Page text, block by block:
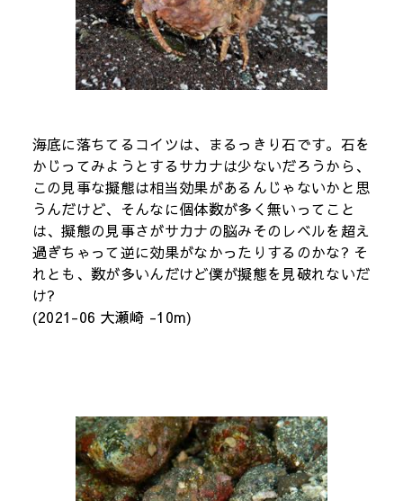
海底に落ちてるコイツは、まるっきり石です。石を
かじってみようとするサカナは少ないだろうから、
この見事な擬態は相当効果があるんじゃないかと思
うんだけど、そんなに個体数が多く無いってこと
は、擬態の見事さがサカナの脳みそのレベルを超え
過ぎちゃって逆に効果がなかったりするのかな? そ
れとも、数が多いんだけど僕が擬態を見破れないだ
け?
(2021-06 大瀬崎 -10m)